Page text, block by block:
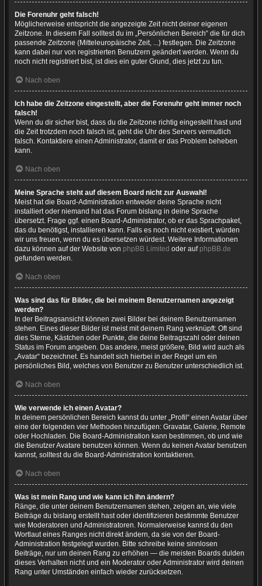
Die Forenuhr geht falsch!
Möglicherweise entspricht die angezeigte Zeit nicht deiner eigenen
Zeitzone. In diesem Fall solltest du im „Persönlichen Bereich“ die für dich
passende Zeitzone (Mitteleuropäische Zeit, ...) festlegen. Die Zeitzone
kann dabei nur von registrierten Benutzern geändert werden. Wenn du
noch nicht registriert bist, ist dies ein guter Grund, dies jetzt zu tun.
Nach oben
Ich habe die Zeitzone eingestellt, aber die Forenuhr geht immer noch
falsch!
Wenn du dir sicher bist, dass du die Zeitzone richtig eingestellt hast und
die Zeit trotzdem noch falsch ist, geht die Uhr des Servers vermutlich
falsch. Kontaktiere einen Administrator, damit er das Problem beheben
kann.
Nach oben
Meine Sprache steht auf diesem Board nicht zur Auswahl!
Meist hat die Board-Administration entweder deine Sprache nicht
installiert oder niemand hat das Forum bislang in deine Sprache
übersetzt. Frage ggf. einen Board-Administrator, ob er das Sprachpaket,
das du benötigst, installieren kann. Falls es noch nicht existiert, würden
wir uns freuen, wenn du es übersetzen würdest. Weitere Informationen
dazu können auf der Website von phpBB Limited oder auf phpBB.de
gefunden werden.
Nach oben
Was sind das für Bilder, die bei meinem Benutzernamen angezeigt
werden?
In der Beitragsansicht können zwei Bilder bei deinem Benutzernamen
stehen. Eines dieser Bilder ist meist mit deinem Rang verknüpft: Oft sind
dies Sterne, Kästchen oder Punkte, die deine Beitragszahl oder deinen
Status im Forum angeben. Das andere, meist größere, Bild wird auch als
„Avatar“ bezeichnet. Es handelt sich hierbei in der Regel um ein
persönliches Bild, welches von Benutzer zu Benutzer unterschiedlich ist.
Nach oben
Wie verwende ich einen Avatar?
In deinem persönlichen Bereich kannst du unter „Profil“ einen Avatar über
eine der folgenden vier Methoden hinzufügen: Gravatar, Galerie, Remote
oder Hochladen. Die Board-Administration kann bestimmen, ob und wie
die Benutzer Avatare benutzen können. Wenn du keinen Avatar benutzen
kannst, solltest du die Board-Administration kontaktieren.
Nach oben
Was ist mein Rang und wie kann ich ihn ändern?
Ränge, die unter deinem Benutzernamen stehen, zeigen an, wie viele
Beiträge du bislang erstellt hast oder identifizieren bestimmte Benutzer
wie Moderatoren und Administratoren. Normalerweise kannst du den
Wortlaut eines Ranges nicht direkt ändern, da sie von der Board-
Administration festgelegt wurden. Bitte schreibe keine sinnlosen
Beiträge, nur um deinen Rang zu erhöhen — die meisten Boards dulden
dieses Verhalten nicht und ein Moderator oder Administrator wird deinen
Rang unter Umständen einfach wieder zurücksetzen.